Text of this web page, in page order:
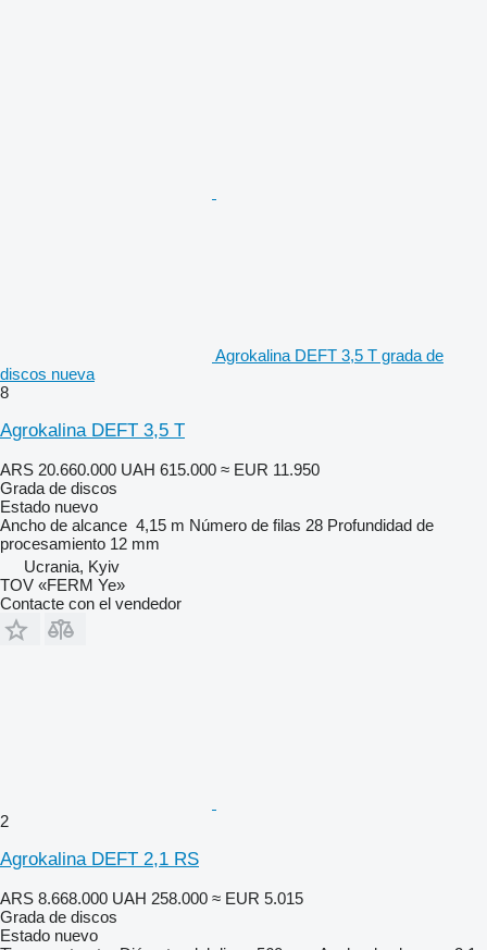
Agrokalina DEFT 3,5 T grada de
discos nueva
8
Agrokalina DEFT 3,5 T
ARS 20.660.000 UAH 615.000 ≈ EUR 11.950
Grada de discos
Estado nuevo
Ancho de alcance 4,15 m Número de filas 28 Profundidad de
procesamiento 12 mm
Ucrania, Kyiv
TOV «FERM Ye»
Contacte con el vendedor
2
Agrokalina DEFT 2,1 RS
ARS 8.668.000 UAH 258.000 ≈ EUR 5.015
Grada de discos
Estado nuevo